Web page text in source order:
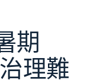
期
理難